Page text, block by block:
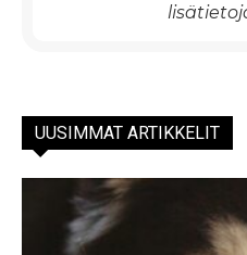
UUSIMMAT ARTIKKELIT